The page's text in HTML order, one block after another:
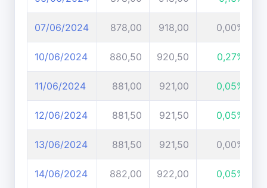
07/06/2024 878,00 918,00 0,00%
10/06/2024 880,50 920,50 0,27%
11/06/2024 881,00 921,00 0,05%
12/06/2024 881,50 921,50 0,05%
13/06/2024 881,50 921,50 0,00%
14/06/2024 882,00 922,00 0,05%